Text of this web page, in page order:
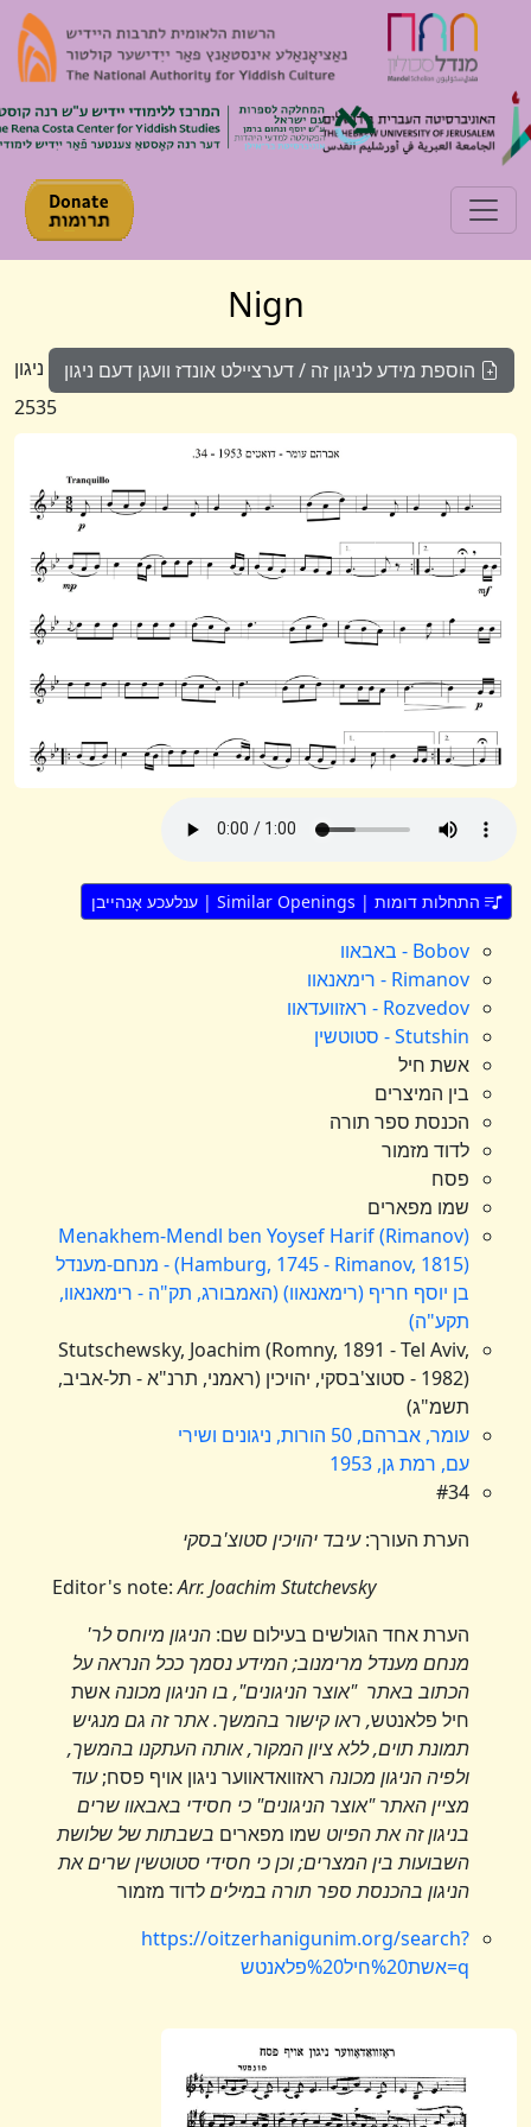
Toggle navigation
Nign
הוספת מידע לניגון זה / דערציילט אונדז וועגן דעם ניגון ניגון
2535
התחלות דומות | Similar Openings | ענלעכע אָנהייבן
Bobov - באבאוו
Rimanov - רימאנאוו
Rozvedov - ראזוועדאוו
Stutshin - סטוטשין
אשת חיל
בין המיצרים
הכנסת ספר תורה
לדוד מזמור
פסח
שמו מפארים
Menakhem-Mendl ben Yoysef Harif (Rimanov)
(Hamburg, 1745 - Rimanov, 1815) - מנחם-מענדל
בן יוסף חריף (רימאנאוו) (האמבורג, תק"ה - רימאנאוו,
תקע"ה)
Stutschewsky, Joachim (Romny, 1891 - Tel Aviv,
1982) - סטוצ'בסקי, יהויכין (ראמני, תרנ"א - תל-אביב,
תשמ"ג)
עומר, אברהם, 50 הורות, ניגונים ושירי
עם, רמת גן, 1953
#34
הערת העורך:עיבד יהויכין סטוצ'בסקי
Editor's note:Arr. Joachim Stutchevsky
הערת אחד הגולשים בעילום שם:הניגון מיוחס לר'
מנחם מענדל מרימנוב; המידע נסמך ככל הנראה על
הכתוב באתר "אוצר הניגונים", בו הניגון מכונהאשת
חיל פלאנטש, ראו קישור בהמשך. אתר זה גם מנגיש
תמונת תוים, ללא ציון המקור, אותה העתקנו בהמשך,
ולפיה הניגון מכונהראזוואדאווער ניגון אויף פסח;עוד
מציין האתר "אוצר הניגונים" כי חסידי באבאוו שרים
בניגון זה את הפיוטשמו מפאריםבשבתות של שלושת
השבועות בין המצרים; וכן כי חסידי סטוטשין שרים את
הניגון בהכנסת ספר תורה במיליםלדוד מזמור
https://oitzerhanigunim.org/search?